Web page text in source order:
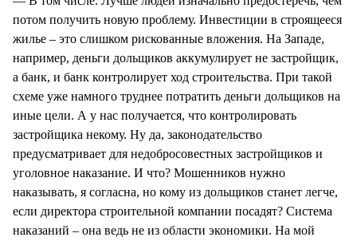
потом получить новую проблему. Инвестиции в строящееся
жилье – это слишком рискованные вложения. На Западе,
например, деньги дольщиков аккумулирует не застройщик,
а банк, и банк контролирует ход строительства. При такой
схеме уже намного труднее потратить деньги дольщиков на
иные цели. А у нас получается, что контролировать
застройщика некому. Ну да, законодательство
предусматривает для недобросовестных застройщиков и
уголовное наказание. И что? Мошенников нужно
наказывать, я согласна, но кому из дольщиков станет легче,
если директора строительной компании посадят? Система
наказаний – она ведь не из области экономики. На мой